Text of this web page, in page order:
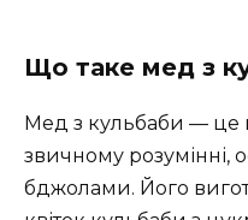
Що таке мед з
Мед з кульбаби — це
звичному розумінні,
бджолами. Його